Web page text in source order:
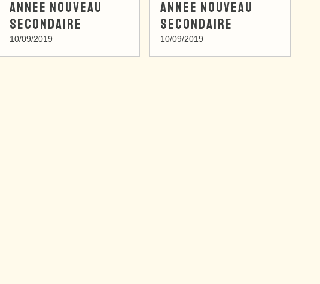
ANNEE NOUVEAU
SECONDAIRE
10/09/2019
ANNEE NOUVEAU
SECONDAIRE
10/09/2019